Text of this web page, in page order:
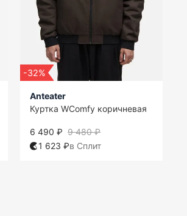
-32%
Anteater
Куртка WComfy коричневая
9 480 ₽
6 490 ₽
1 623 ₽в Сплит